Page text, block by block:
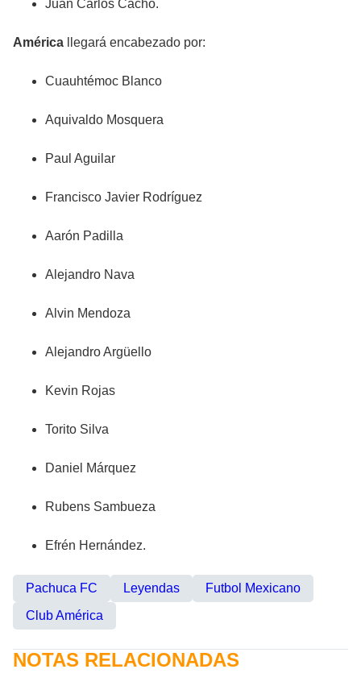
Juan Carlos Cacho.
América llegará encabezado por:
Cuauhtémoc Blanco
Aquivaldo Mosquera
Paul Aguilar
Francisco Javier Rodríguez
Aarón Padilla
Alejandro Nava
Alvin Mendoza
Alejandro Argüello
Kevin Rojas
Torito Silva
Daniel Márquez
Rubens Sambueza
Efrén Hernández.
Pachuca FC Leyendas
Futbol Mexicano
Club América
NOTAS RELACIONADAS